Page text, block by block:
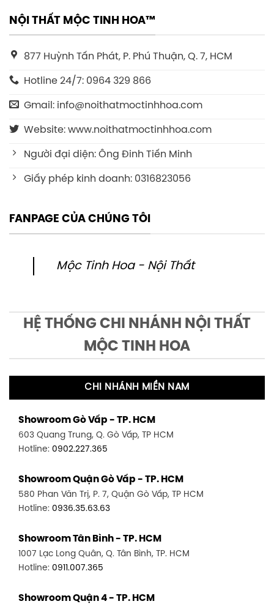
NỘI THẤT MỘC TINH HOA™
877 Huỳnh Tấn Phát, P. Phú Thuận, Q. 7, HCM
Hotline 24/7: 0964 329 866
Gmail: info@noithatmoctinhhoa.com
Website: www.noithatmoctinhhoa.com
Người đại diện: Ông Đinh Tiến Minh
Giấy phép kinh doanh: 0316823056
FANPAGE CỦA CHÚNG TÔI
Mộc Tinh Hoa - Nội Thất
HỆ THỐNG CHI NHÁNH NỘI THẤT
MỘC TINH HOA
CHI NHÁNH MIỀN NAM
Showroom Gò Vấp - TP. HCM
603 Quang Trung, Q. Gò Vấp, TP HCM
Hotline: 0902.227.365
Showroom Quận Gò Vấp - TP. HCM
580 Phan Văn Trị, P. 7, Quận Gò Vấp, TP HCM
Hotline: 0936.35.63.63
Showroom Tân Bình - TP. HCM
1007 Lạc Long Quân, Q. Tân Bình, TP. HCM
Hotline: 0911.007.365
Showroom Quận 4 - TP. HCM